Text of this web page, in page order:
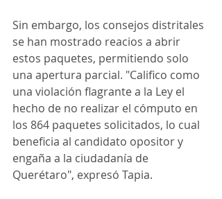
Sin embargo, los consejos distritales
se han mostrado reacios a abrir
estos paquetes, permitiendo solo
una apertura parcial. "Califico como
una violación flagrante a la Ley el
hecho de no realizar el cómputo en
los 864 paquetes solicitados, lo cual
beneficia al candidato opositor y
engaña a la ciudadanía de
Querétaro", expresó Tapia.